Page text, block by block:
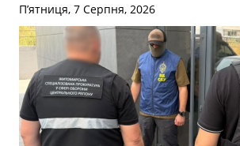
П’ятниця, 7 Серпня, 2026